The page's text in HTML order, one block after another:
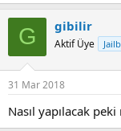
G gibilir
Aktif Üye
31 Mar 2018
Nasıl yapılacak